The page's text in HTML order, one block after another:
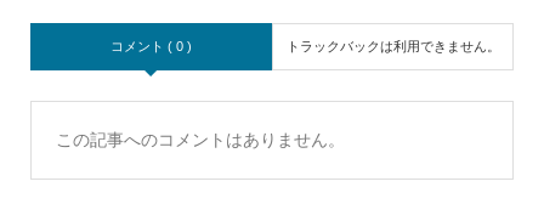
コメント ( 0 ) トラックバックは利用できません。
この記事へのコメントはありません。